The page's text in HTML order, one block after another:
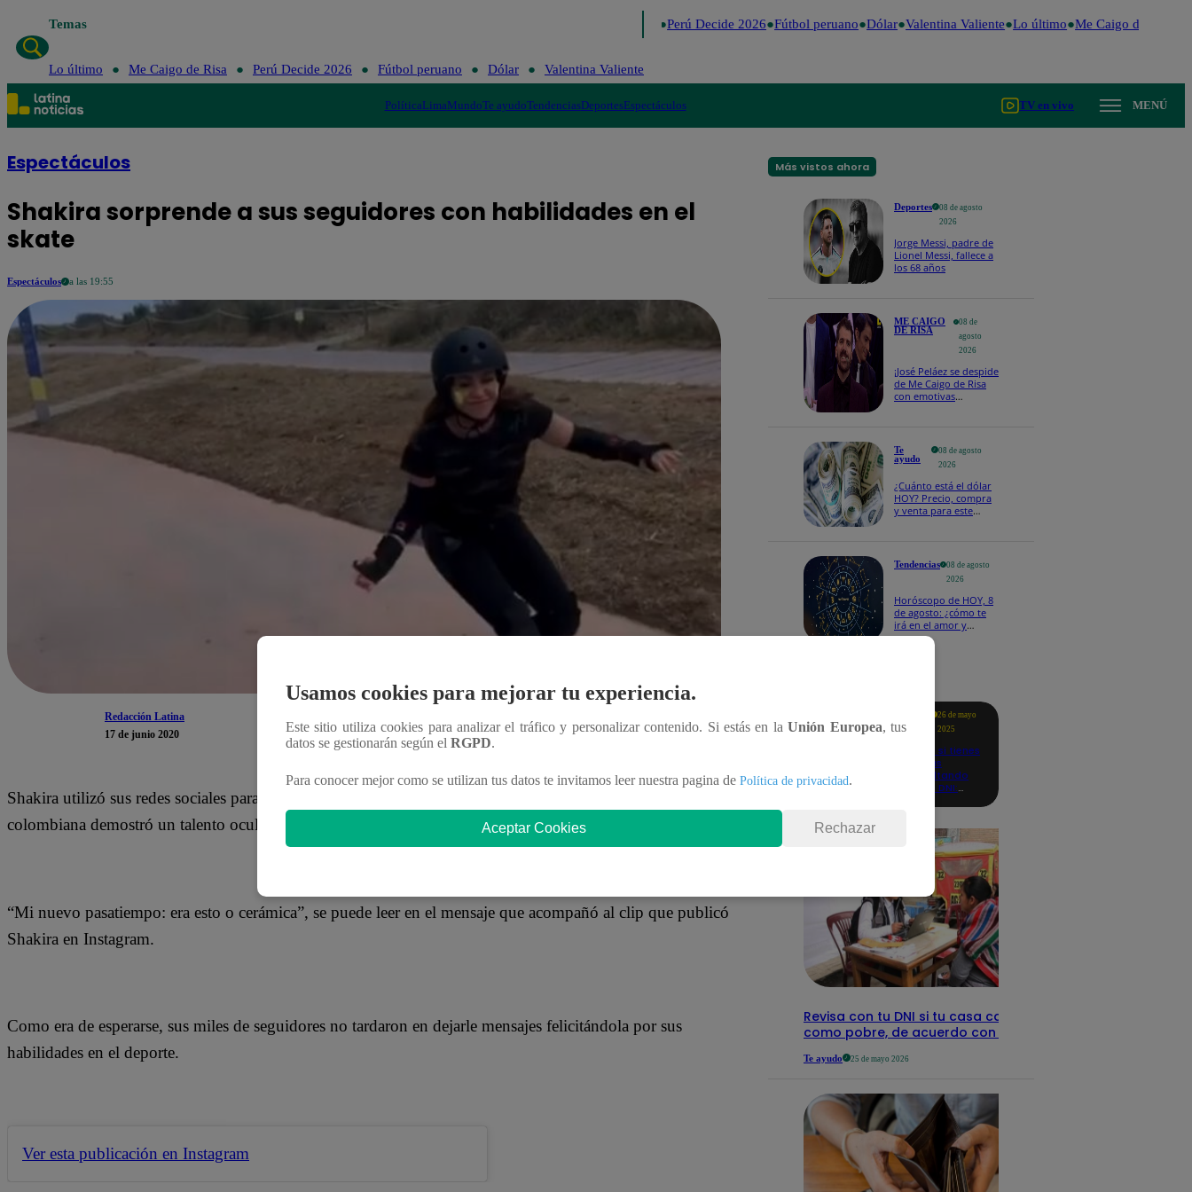
Temas Perú Decide 2026 Fútbol peruano Dólar Valentina Valiente Lo último Me Caigo de Risa
Lo último Me Caigo de Risa Perú Decide 2026 Fútbol peruano Dólar Valentina Valiente
PolíticaLimaMundoTe ayudoTendenciasDeportesEspectáculos TV en vivo MENÚ
Espectáculos
Shakira sorprende a sus seguidores con habilidades en el
skate
Espectáculos a las 19:55
Redacción Latina
17 de junio 2020
Compartir
Shakira utilizó sus redes sociales para compartir un video que tomó por sorpresa a sus seguidores. La cantante
colombiana demostró un talento oculto al dejarse ver sobre el skate.
“Mi nuevo pasatiempo: era esto o cerámica”, se puede leer en el mensaje que acompañó al clip que publicó
Shakira en Instagram.
Como era de esperarse, sus miles de seguidores no tardaron en dejarle mensajes felicitándola por sus
habilidades en el deporte.
Ver esta publicación en Instagram
Más vistos ahora
Deportes
08 de agosto
2026
Jorge Messi, padre de
Lionel Messi, fallece a
los 68 años
ME CAIGO
DE RISA
08 de
agosto
2026
¡José Peláez se despide
de Me Caigo de Risa
con emotivas
Te
ayudo
08 de agosto
2026
¿Cuánto está el dólar
HOY? Precio, compra
y venta para este
Tendencias
08 de agosto
2026
Horóscopo de HOY, 8
de agosto: ¿cómo te
irá en el amor y
trabajo, según la IA?
ayudo
26 de mayo
2025
Revisa si tienes
deudas
consultando
con tu DNI:
detalles
Revisa con tu DNI si tu casa califica
como pobre, de acuerdo con el Sisfoh
Te ayudo 25 de mayo 2026
Usamos cookies para mejorar tu experiencia.
Este sitio utiliza cookies para analizar el tráfico y personalizar contenido. Si estás en laUnión Europea, tus
datos se gestionarán según el RGPD.
Para conocer mejor como se utilizan tus datos te invitamos leer nuestra pagina de Política de privacidad.
Aceptar Cookies Rechazar